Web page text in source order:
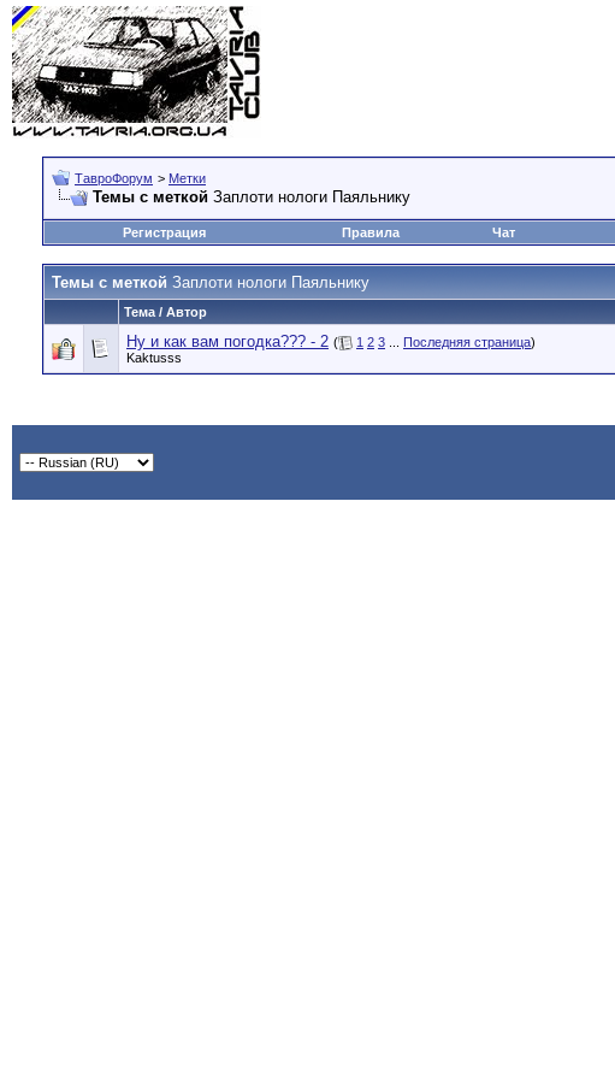
ТавроФорум > Метки
Темы с меткой Заплоти нологи Паяльнику
Регистрация Правила Чат
Темы с меткой Заплоти нологи Паяльнику
Тема / Автор
Ну и как вам погодка??? - 2 ( 1 2 3 Последняя страница)
Kaktusss